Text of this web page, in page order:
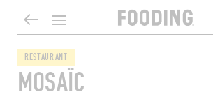
RESTAURANT
MOSAÏC